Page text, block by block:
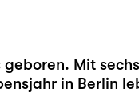
Mit
in Berlin